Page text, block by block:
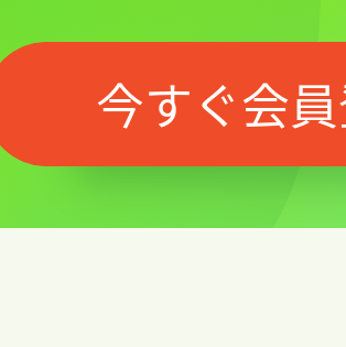
記事をお気に入りに
ログインが必
今すぐ会